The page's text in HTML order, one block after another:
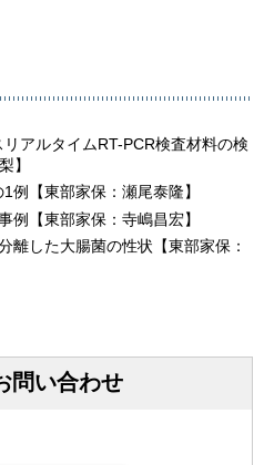
アルタイムRT-PCR検査材料の検
】
例【東部家保：瀬尾泰隆】
例【東部家保：寺嶋昌宏】
離した大腸菌の性状【東部家保：
問い合わせ